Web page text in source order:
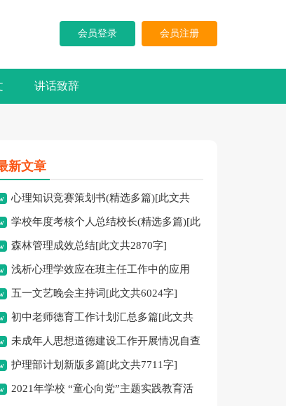
会员登录 会员注册
讲话致辞
新文章
心理知识竞赛策划书(精选多篇)[此文共
字]
学校年度考核个人总结校长(精选多篇)[此
共7741字]
森林管理成效总结[此文共2870字]
浅析心理学效应在班主任工作中的应用
文共3828字]
五一文艺晚会主持词[此文共6024字]
初中老师德育工作计划汇总多篇[此文共
字]
未成年人思想道德建设工作开展情况自查
告[此文共12435字]
护理部计划新版多篇[此文共7711字]
2021年学校 “童心向党”主题实践教育活